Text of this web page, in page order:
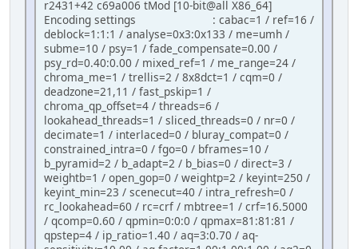
r2431+42 c69a006 tMod [10-bit@all X86_64]
Encoding settings : cabac=1 / ref=16 /
deblock=1:1:1 / analyse=0x3:0x133 / me=umh /
subme=10 / psy=1 / fade_compensate=0.00 /
psy_rd=0.40:0.00 / mixed_ref=1 / me_range=24 /
chroma_me=1 / trellis=2 / 8x8dct=1 / cqm=0 /
deadzone=21,11 / fast_pskip=1 /
chroma_qp_offset=4 / threads=6 /
lookahead_threads=1 / sliced_threads=0 / nr=0 /
decimate=1 / interlaced=0 / bluray_compat=0 /
constrained_intra=0 / fgo=0 / bframes=10 /
b_pyramid=2 / b_adapt=2 / b_bias=0 / direct=3 /
weightb=1 / open_gop=0 / weightp=2 / keyint=250 /
keyint_min=23 / scenecut=40 / intra_refresh=0 /
rc_lookahead=60 / rc=crf / mbtree=1 / crf=16.5000
/ qcomp=0.60 / qpmin=0:0:0 / qpmax=81:81:81 /
qpstep=4 / ip_ratio=1.40 / aq=3:0.70 / aq-